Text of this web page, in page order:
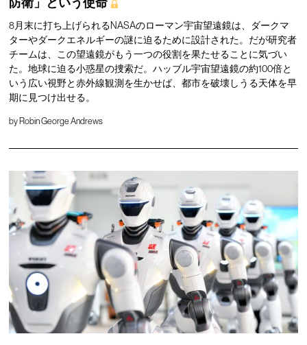
8月末に打ち上げられるNASAのローマン宇宙望遠鏡は、ダークマ
ターやダークエネルギーの謎に迫るために設計された。だが研究者
チームは、この望遠鏡がもう一つの役割を果たせることに気づい
た。地球に迫る小惑星の捜索だ。ハッブル宇宙望遠鏡の約100倍と
いう広い視野と赤外線観測を生かせば、都市を破壊しうる天体を早
期に見つけ出せる。
by Robin George Andrews